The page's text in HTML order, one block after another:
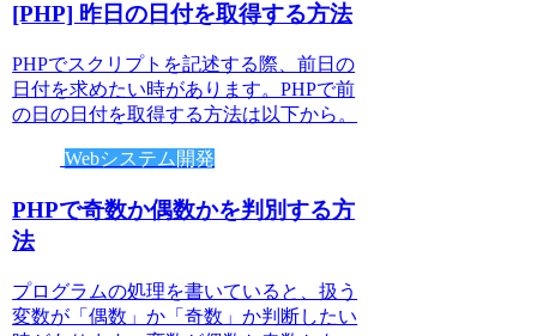
[PHP] 昨日の日付を取得する方法
PHPでスクリプトを記述する際、前日の
日付を求めたい時があります。PHPで前
の日の日付を取得する方法は以下から。
Webシステム開発
PHPで奇数か偶数かを判別する方
法
プログラムの処理を書いていると、扱う
変数が「偶数」か「奇数」か判断したい